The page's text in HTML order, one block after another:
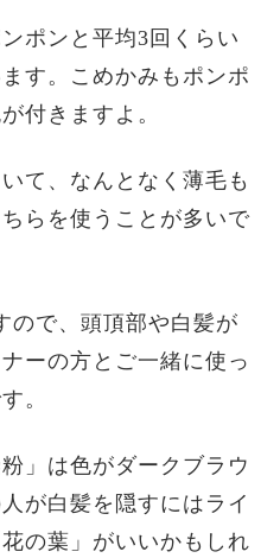
ポンと平均3回くらい
す。こめかみもポンポ
付きますよ。
て、なんとなく薄毛も
らを使うことが多いで
ので、頭頂部や白髪が
ーの方とご一緒に使っ
。
」は色がダークブラウ
が白髪を隠すにはライ
の葉」がいいかもしれ